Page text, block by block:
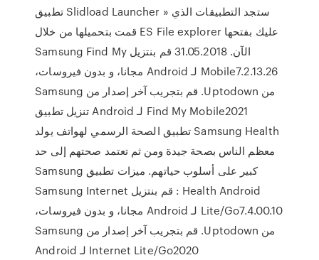
تطبيق Slidload Launcher » ستجد التطبيقات الذي
قمت بتحميلها من خلال ES File explorer عليك بفتحها
الآن. 31.05.2018 ‫قم بنتزيل Samsung Find My
Mobile7.2.13.26 لـ Android مجانا، و بدون فيروسات،
من Uptodown. قم بتجريب آخر إصدار من Samsung
Find My Mobile2021 لـ Android تنزيل تطبيق
Samsung Health تطبيق الصحة الرسمي لهواتف يولد
معظم الناس بصحة جيدة ومن ثم تعتمد صحتهم إلى حد
كبير على أسلوب حياتهم. ميزات تطبيق Samsung
Health Android : ‫قم بنتزيل Samsung Internet
Lite/Go7.4.00.10 لـ Android مجانا، و بدون فيروسات،
من Uptodown. قم بتجريب آخر إصدار من Samsung
Internet Lite/Go2020 لـ Android